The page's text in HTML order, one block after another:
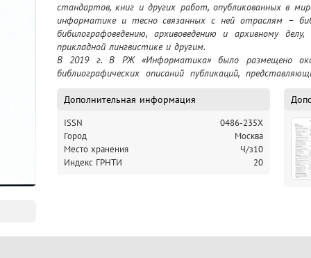
стандартов, книг и других работ, опубликованных в
информатике и тесно связанных с ней отраслям –
бибилографоведению, архивоведению и архивному делу,
прикладной лингвистике и другим.
В 2019 г. В РЖ «Информатика» было размещено
библиографических описаний публикаций,
Дополнительная информация
ISSN
0486-235Х
Город
Москва
Место хранения
Ч/з10
Индекс ГРНТИ
20